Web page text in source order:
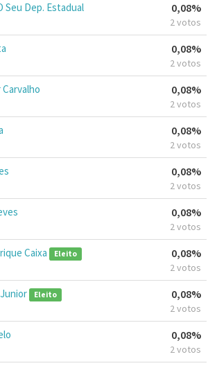
Seu Dep. Estadual 0,08%
2 votos
0,08%
2 votos
0,08%
2 votos
0,08%
2 votos
0,08%
2 votos
0,08%
2 votos
Caixa Eleito 0,08%
2 votos
Eleito 0,08%
2 votos
0,08%
2 votos